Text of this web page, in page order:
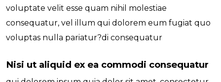
voluptate velit esse quam nihil molestiae
consequatur, vel illum qui dolorem eum fugiat quo
voluptas nulla pariatur?di consequatur
Nisi ut aliquid ex ea commodi consequatur